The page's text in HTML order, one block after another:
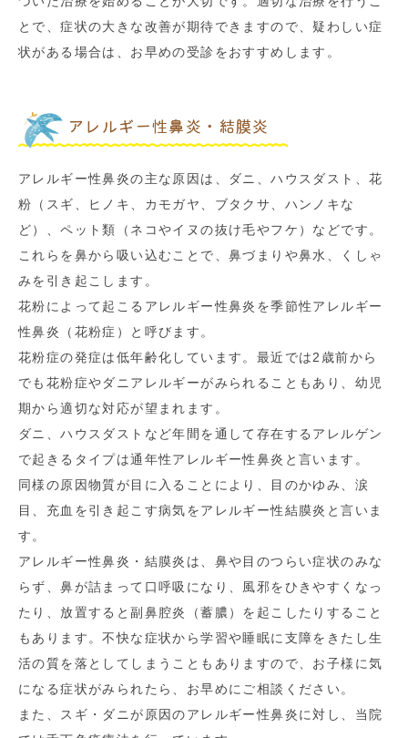
とで、症状の大きな改善が期待できますので、疑わしい症
状がある場合は、お早めの受診をおすすめします。
アレルギー性鼻炎・結膜炎
アレルギー性鼻炎の主な原因は、ダニ、ハウスダスト、花
粉（スギ、ヒノキ、カモガヤ、ブタクサ、ハンノキな
ど）、ペット類（ネコやイヌの抜け毛やフケ）などです。
これらを鼻から吸い込むことで、鼻づまりや鼻水、くしゃ
みを引き起こします。
花粉によって起こるアレルギー性鼻炎を季節性アレルギー
性鼻炎（花粉症）と呼びます。
花粉症の発症は低年齢化しています。最近では2歳前から
でも花粉症やダニアレルギーがみられることもあり、幼児
期から適切な対応が望まれます。
ダニ、ハウスダストなど年間を通して存在するアレルゲン
で起きるタイプは通年性アレルギー性鼻炎と言います。
同様の原因物質が目に入ることにより、目のかゆみ、涙
目、充血を引き起こす病気をアレルギー性結膜炎と言いま
す。
アレルギー性鼻炎・結膜炎は、鼻や目のつらい症状のみな
らず、鼻が詰まって口呼吸になり、風邪をひきやすくなっ
たり、放置すると副鼻腔炎（蓄膿）を起こしたりすること
もあります。不快な症状から学習や睡眠に支障をきたし生
活の質を落としてしまうこともありますので、お子様に気
になる症状がみられたら、お早めにご相談ください。
また、スギ・ダニが原因のアレルギー性鼻炎に対し、当院